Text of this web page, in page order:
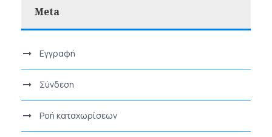
Meta
Εγγραφή
Σύνδεση
Ροή καταχωρίσεων